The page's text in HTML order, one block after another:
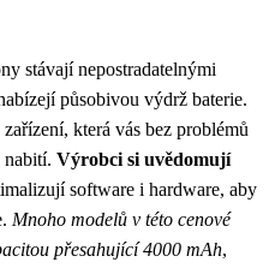
stávají nepostradatelnými
působivou výdrž baterie.
která vás bez problémů
nabití. Výrobci si uvědomují
software i hardware, aby
Mnoho modelů v této cenové
přesahující 4000 mAh,